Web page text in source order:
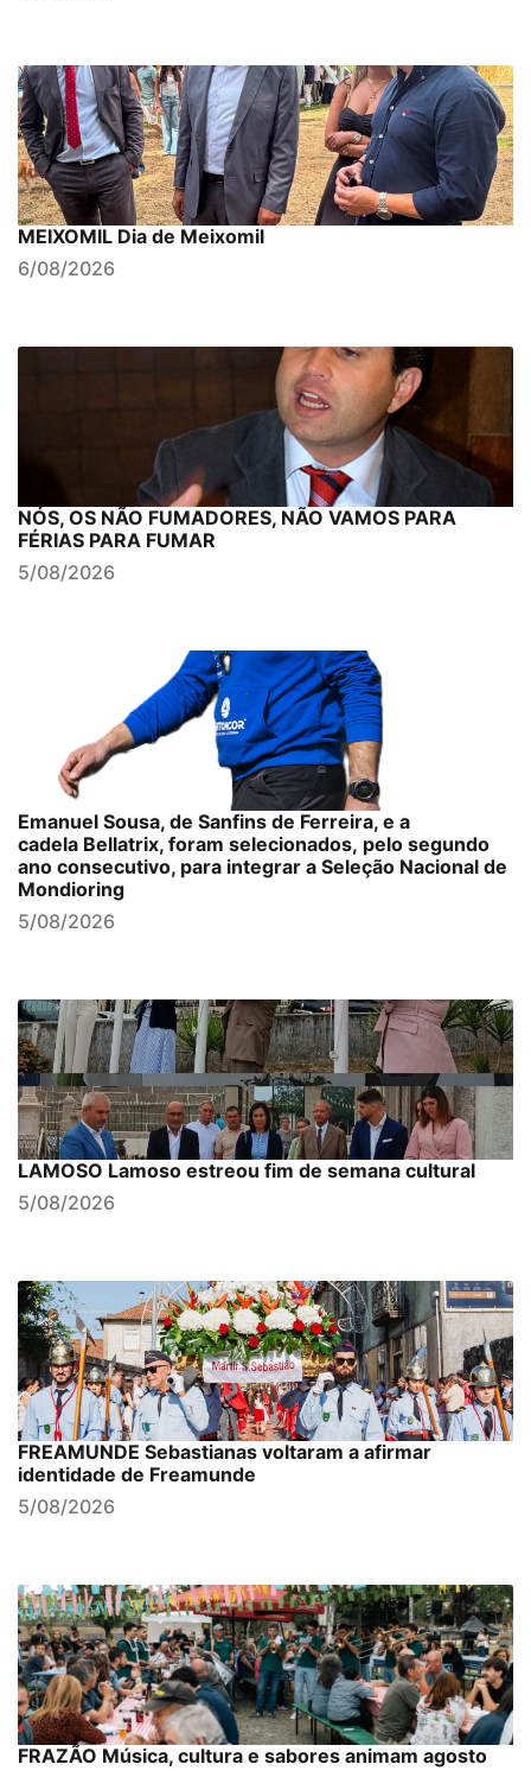
MEIXOMIL Dia de Meixomil
6/08/2026
NÓS, OS NÃO FUMADORES, NÃO VAMOS PARA
FÉRIAS PARA FUMAR
5/08/2026
Emanuel Sousa, de Sanfins de Ferreira, e a
cadela Bellatrix, foram selecionados, pelo segundo
ano consecutivo, para integrar a Seleção Nacional de
Mondioring
5/08/2026
LAMOSO Lamoso estreou fim de semana cultural
5/08/2026
FREAMUNDE Sebastianas voltaram a afirmar
identidade de Freamunde
5/08/2026
FRAZÃO Música, cultura e sabores animam agosto